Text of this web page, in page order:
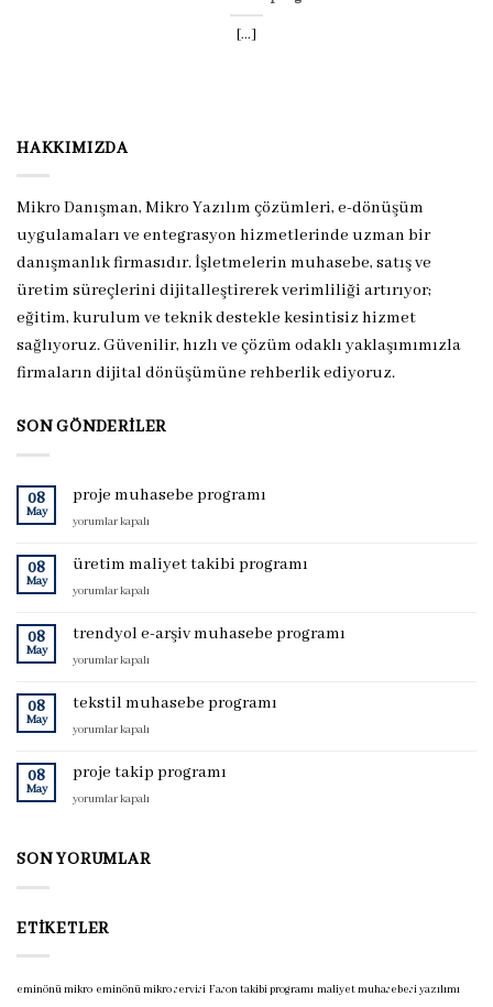
[...]
HAKKIMIZDA
Mikro Danışman, Mikro Yazılım çözümleri, e-dönüşüm
uygulamaları ve entegrasyon hizmetlerinde uzman bir
danışmanlık firmasıdır. İşletmelerin muhasebe, satış ve
üretim süreçlerini dijitalleştirerek verimliliği artırıyor;
eğitim, kurulum ve teknik destekle kesintisiz hizmet
sağlıyoruz. Güvenilir, hızlı ve çözüm odaklı yaklaşımımızla
firmaların dijital dönüşümüne rehberlik ediyoruz.
SON GÖNDERILER
08
May
proje muhasebe programı
proje
programı
yorumlar kapalı
08
May
üretim maliyet takibi programı
üretim
takibi
programı
için
yorumlar kapalı
08
May
trendyol e-arşiv muhasebe programı
trendyol
arşiv
programı
yorumlar kapalı
08
May
tekstil muhasebe programı
tekstil
programı
için
yorumlar kapalı
08
May
proje takip programı
proje
için
yorumlar kapalı
SON YORUMLAR
ETIKETLER
eminönü mikro eminönü mikro servisi Fason takibi programı maliyet muhasebesi yazılımı